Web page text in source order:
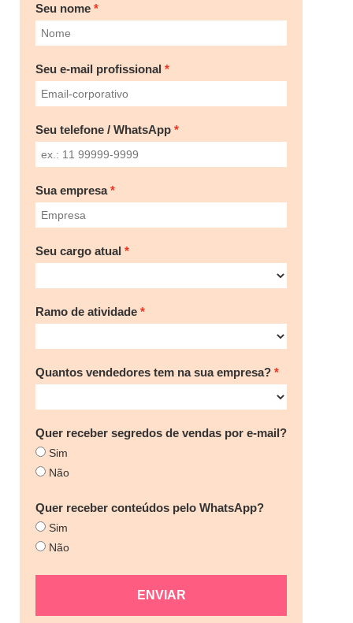
Seu nome
Seu e-mail profissional
Seu telefone / WhatsApp
Sua empresa
Seu cargo atual
Ramo de atividade
Quantos vendedores tem na sua empresa?
Quer receber segredos de vendas por e-mail?
Sim
Não
Quer receber conteúdos pelo WhatsApp?
Sim
Não
ENVIAR